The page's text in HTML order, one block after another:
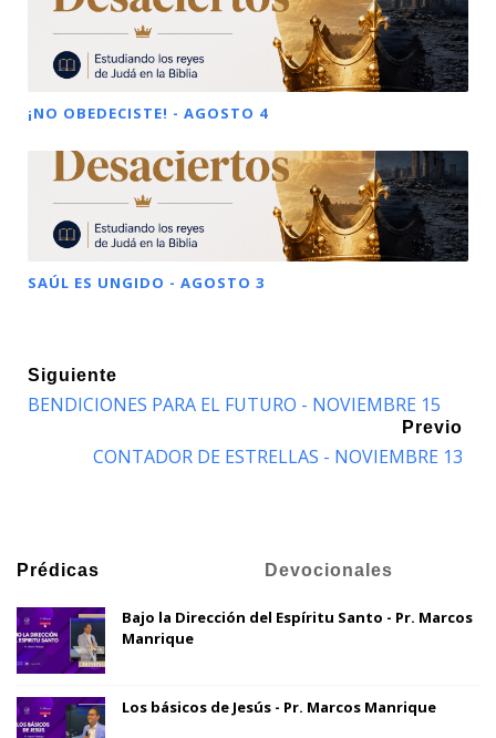
¡NO OBEDECISTE! - AGOSTO 4
SAÚL ES UNGIDO - AGOSTO 3
Siguiente
BENDICIONES PARA EL FUTURO - NOVIEMBRE 15
Previo
CONTADOR DE ESTRELLAS - NOVIEMBRE 13
Prédicas Devocionales
Bajo la Dirección del Espíritu Santo - Pr. Marcos
Manrique
Los básicos de Jesús - Pr. Marcos Manrique